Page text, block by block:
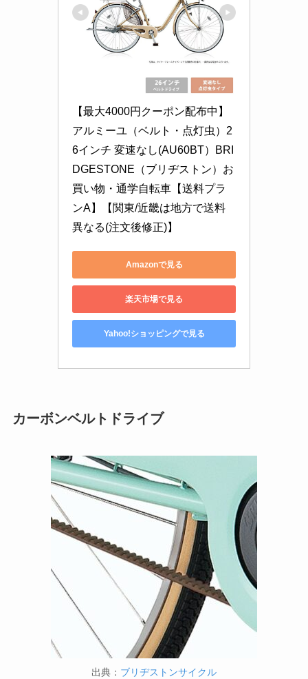
【最大4000円クーポン配布中】
アルミーユ（ベルト・点灯虫）2
6インチ 変速なし(AU60BT）BRI
DGESTONE（ブリヂストン）お
買い物・通学自転車【送料プラ
ンA】【関東/近畿は地方で送料
異なる(注文後修正)】
Amazonで見る
楽天市場で見る
Yahoo!ショッピングで見る
カーボンベルトドライブ
出典： ブリヂストンサイクル